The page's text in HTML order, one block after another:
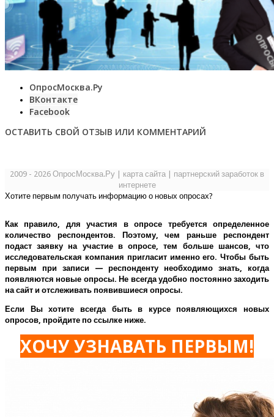
ОпросМосква.Ру
ВКонтакте
Facebook
ОСТАВИТЬ СВОЙ ОТЗЫВ ИЛИ КОММЕНТАРИЙ
2009 - 2026 ОпросМосква.Ру карта сайта
партнерский заработок в
интернете
Хотите первым получать информацию о новых опросах?
Как правило, для участия в опросе требуется определенное
количество респондентов. Поэтому, чем раньше респондент
подаст заявку на участие в опросе, тем больше шансов, что
исследовательская компания пригласит именно его.Чтобы быть
первым при записи — респонденту необходимо знать, когда
появляются новые опросы. Не всегда удобно постоянно заходить
на сайт и отслеживать появившиеся опросы.
Если Вы хотите всегда быть в курсе появляющихся новых
опросов, пройдите по ссылке ниже.
ХОЧУ УЗНАВАТЬ ПЕРВЫМ!